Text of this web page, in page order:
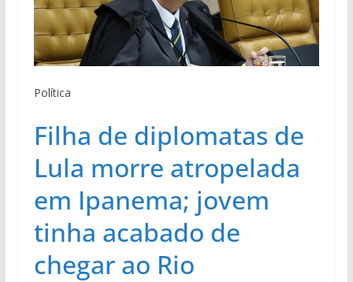
Política
Filha de diplomatas de
Lula morre atropelada
em Ipanema; jovem
tinha acabado de
chegar ao Rio